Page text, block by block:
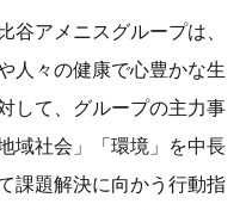
谷アメニスグループは、
人々の健康で心豊かな生
して、グループの主力事
域社会」「環境」を中長
課題解決に向かう行動指